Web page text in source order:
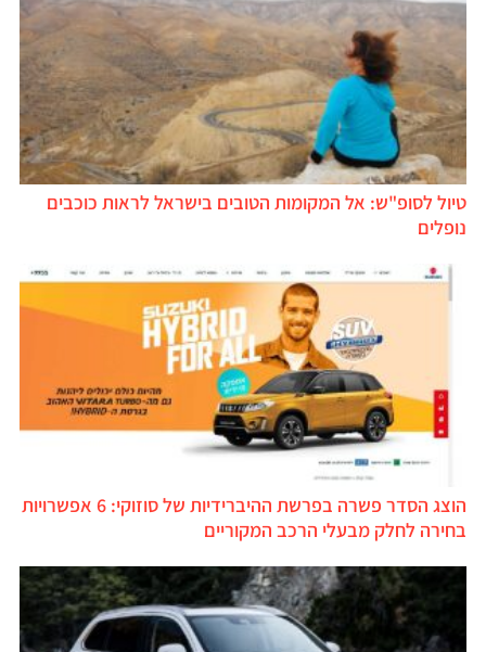
טיול לסופ"ש: אל המקומות הטובים בישראל לראות כוכבים
נופלים
הוצג הסדר פשרה בפרשת ההיברידיות של סוזוקי: 6 אפשרויות
בחירה לחלק מבעלי הרכב המקוריים